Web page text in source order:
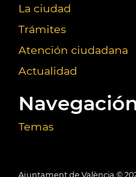
La ciudad
Trámites
Atención ciudadana
Actualidad
Temas
Ajuntament de València ©